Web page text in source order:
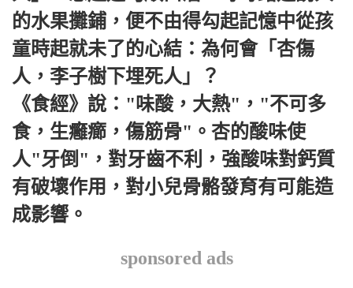
的水果攤鋪，便不由得勾起記憶中從孩
童時起就未了的心結：為何會「杏傷
人，李子樹下埋死人」？
《食經》說："味酸，大熱"，"不可多
食，生癰癤，傷筋骨"。杏的酸味使
人"牙倒"，對牙齒不利，強酸味對鈣質
有破壞作用，對小兒骨骼發育有可能造
成影響。
sponsored ads